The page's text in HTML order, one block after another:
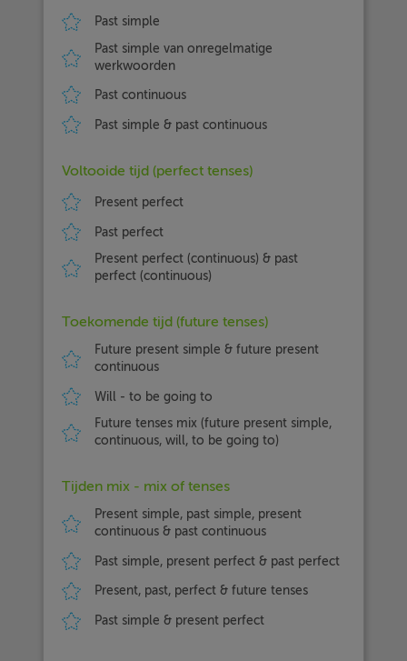
Past simple
Past simple van onregelmatige
werkwoorden
Past continuous
Past simple & past continuous
Voltooide tijd (perfect tenses)
Present perfect
Past perfect
Present perfect (continuous) & past
perfect (continuous)
Toekomende tijd (future tenses)
Future present simple & future present
continuous
Will - to be going to
Future tenses mix (future present simple,
continuous, will, to be going to)
Tijden mix - mix of tenses
Present simple, past simple, present
continuous & past continuous
Past simple, present perfect & past perfect
Present, past, perfect & future tenses
Past simple & present perfect